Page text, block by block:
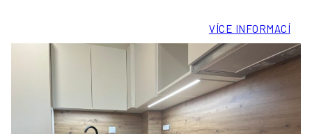
VÍCE INFORMACÍ